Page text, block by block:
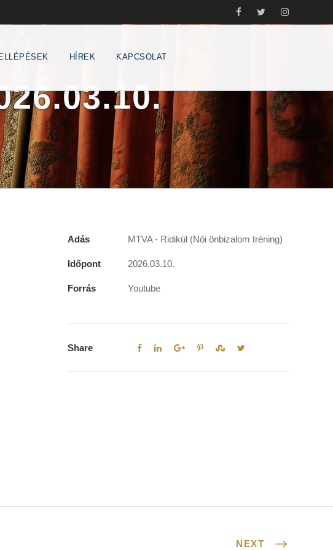
HÍREK KAPCSOLAT
Adás MTVA - Ridikül (Női önbizalom tréning)
Időpont 2026.03.10.
Forrás Youtube
Share
NEXT